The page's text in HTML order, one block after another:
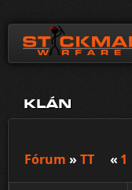
KLÁN
Fórum » TT « 1